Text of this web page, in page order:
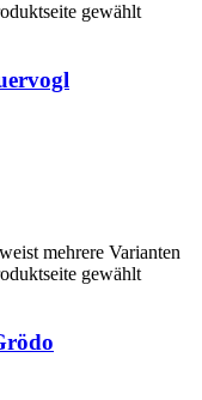
gewählt
mehrere Varianten
gewählt